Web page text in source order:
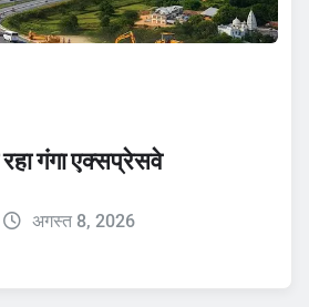
गंगा एक्सप्रेसवे
अगस्त 8, 2026